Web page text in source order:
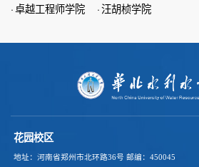
·卓越工程师学院 ·汪胡桢学院
花园校区
地址：河南省郑州市北环路36号 邮编：450045